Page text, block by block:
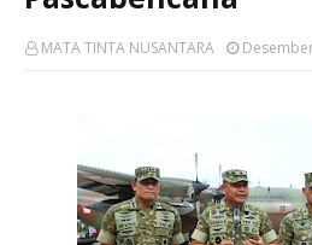
MATA TINTA NUSANTARA